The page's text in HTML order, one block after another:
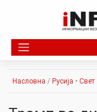
Насловна / Русија • Свет